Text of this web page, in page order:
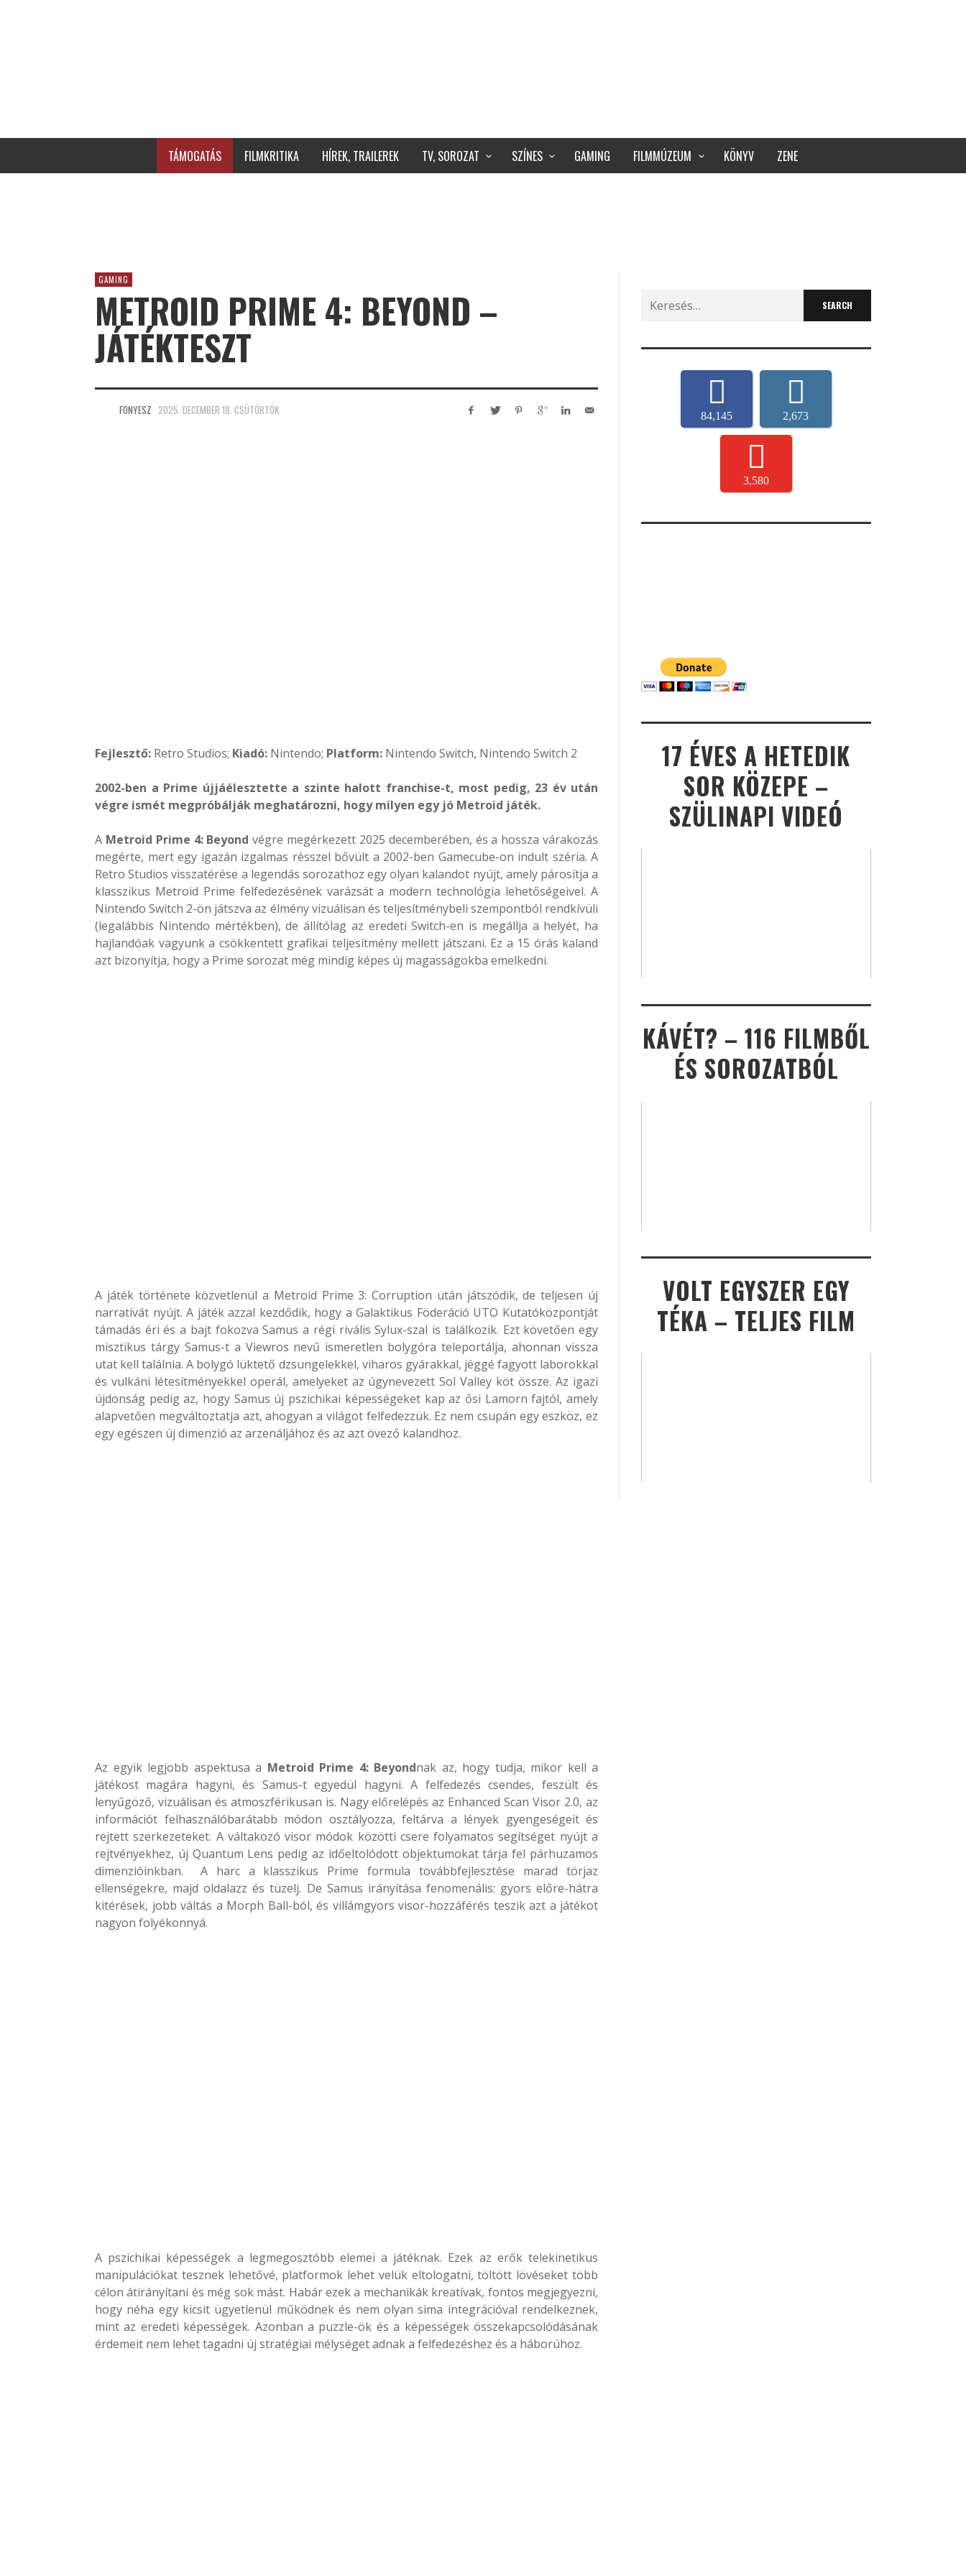
TÁMOGATÁS FILMKRITIKA HÍREK, TRAILEREK TV, SOROZAT SZÍNES GAMING FILMMÚZEUM KÖNYV ZENE
GAMING
METROID PRIME 4: BEYOND –
JÁTÉKTESZT
FONYESZ 2025. DECEMBER 18. CSÜTÖRTÖK
Fejlesztő: Retro Studios; Kiadó: Nintendo; Platform: Nintendo Switch, Nintendo Switch 2
2002-ben a Prime újjáélesztette a szinte halott franchise-t, most pedig, 23 év után
végre ismét megpróbálják meghatározni, hogy milyen egy jó Metroid játék.
A Metroid Prime 4: Beyond végre megérkezett 2025 decemberében, és a hossza várakozás
megérte, mert egy igazán izgalmas résszel bővült a 2002-ben Gamecube-on indult széria. A
Retro Studios visszatérése a legendás sorozathoz egy olyan kalandot nyújt, amely párosítja a
klasszikus Metroid Prime felfedezésének varázsát a modern technológia lehetőségeivel. A
Nintendo Switch 2-ön játszva az élmény vizuálisan és teljesítménybeli szempontból rendkívüli
(legalábbis Nintendo mértékben), de állítólag az eredeti Switch-en is megállja a helyét, ha
hajlandóak vagyunk a csökkentett grafikai teljesítmény mellett játszani. Ez a 15 órás kaland
azt bizonyítja, hogy a Prime sorozat még mindig képes új magasságokba emelkedni.​
A játék története közvetlenül a Metroid Prime 3: Corruption után játszódik, de teljesen új
narratívát nyújt. A játék azzal kezdődik, hogy a Galaktikus Föderáció UTO Kutatóközpontját
támadás éri és a bajt fokozva Samus a régi rivális Sylux-szal is találkozik. Ezt követően egy
misztikus tárgy Samus-t a Viewros nevű ismeretlen bolygóra teleportálja, ahonnan vissza
utat kell találnia. A bolygó lüktető dzsungelekkel, viharos gyárakkal, jéggé fagyott laborokkal
és vulkáni létesítményekkel operál, amelyeket az úgynevezett Sol Valley köt össze.​ Az igazi
újdonság pedig az, hogy Samus új pszichikai képességeket kap az ősi Lamorn fajtól, amely
alapvetően megváltoztatja azt, ahogyan a világot felfedezzük. Ez nem csupán egy eszköz, ez
egy egészen új dimenzió az arzenáljához és az azt övező kalandhoz.
Az egyik legjobb aspektusa a Metroid Prime 4: Beyondnak az, hogy tudja, mikor kell a
játékost magára hagyni, és Samus-t egyedül hagyni. A felfedezés csendes, feszült és
lenyűgöző, vizuálisan és atmoszférikusan is. Nagy előrelépés az Enhanced Scan Visor 2.0, az
információt felhasználóbarátabb módon osztályozza, feltárva a lények gyengeségeit és
rejtett szerkezeteket. A váltakozó visor módok közötti csere folyamatos segítséget nyújt a
rejtvényekhez, új Quantum Lens pedig az időeltolódott objektumokat tárja fel párhuzamos
dimenzióinkban.​​ A harc a klasszikus Prime formula továbbfejlesztése marad törjaz
ellenségekre, majd oldalazz és tüzelj. De Samus irányítása fenomenális: gyors előre-hátra
kitérések, jobb váltás a Morph Ball-ból, és villámgyors visor-hozzáférés teszik azt a játékot
nagyon folyékonnyá.
A pszichikai képességek a legmegosztóbb elemei a játéknak. Ezek az erők telekinetikus
manipulációkat tesznek lehetővé, platformok lehet velük eltologatni, töltött lövéseket több
célon átirányítani és még sok mást. Habár ezek a mechanikák kreatívak, fontos megjegyezni,
hogy néha egy kicsit ügyetlenül működnek és nem olyan sima integrációval rendelkeznek,
mint az eredeti képességek. Azonban a puzzle-ök és a képességek összekapcsolódásának
érdemeit nem lehet tagadni új stratégiai mélységet adnak a felfedezéshez és a háborúhoz.​
Search
for:
84,145 2,673
3,580
17 ÉVES A HETEDIK
SOR KÖZEPE –
SZÜLINAPI VIDEÓ
KÁVÉT? – 116 FILMBŐL
ÉS SOROZATBÓL
VOLT EGYSZER EGY
TÉKA – TELJES FILM